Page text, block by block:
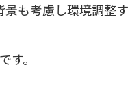
も考慮し環境調整す
。